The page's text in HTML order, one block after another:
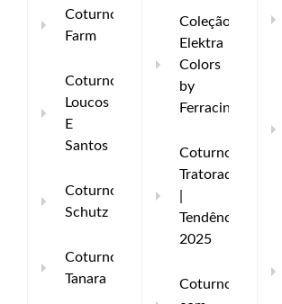
Coturno
Farm
Coturno
Loucos
E
Santos
Coturno
Schutz
Coturno
Tanara
Coleção
Elektra
Colors
by
Ferracini
Coturno
Tratorado
Tendência
2025
Coturno